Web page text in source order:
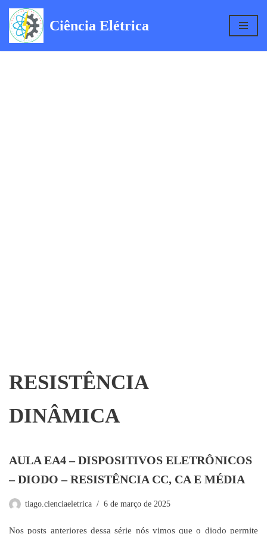
Pular
Ciência Elétrica
RESISTÊNCIA
DINÂMICA
AULA EA4 – DISPOSITIVOS ELETRÔNICOS
– DIODO – RESISTÊNCIA CC, CA E MÉDIA
tiago.cienciaeletrica 6 de março de 2025
Nos posts anteriores dessa série nós vimos que o diodo permite